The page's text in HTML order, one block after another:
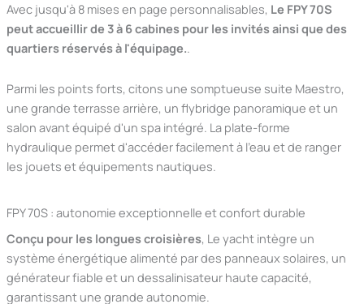
Avec jusqu'à 8 mises en page personnalisables, Le FPY 70S
peut accueillir de 3 à 6 cabines pour les invités ainsi que des
quartiers réservés à l'équipage..
Parmi les points forts, citons une somptueuse suite Maestro,
une grande terrasse arrière, un flybridge panoramique et un
salon avant équipé d'un spa intégré. La plate-forme
hydraulique permet d'accéder facilement à l'eau et de ranger
les jouets et équipements nautiques.
FPY 70S : autonomie exceptionnelle et confort durable
Conçu pour les longues croisières, Le yacht intègre un
système énergétique alimenté par des panneaux solaires, un
générateur fiable et un dessalinisateur haute capacité,
garantissant une grande autonomie.